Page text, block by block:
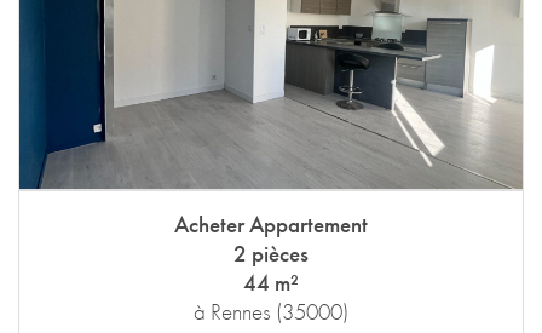
Acheter Appartement
2 pièces
44 m²
à Rennes (35000)